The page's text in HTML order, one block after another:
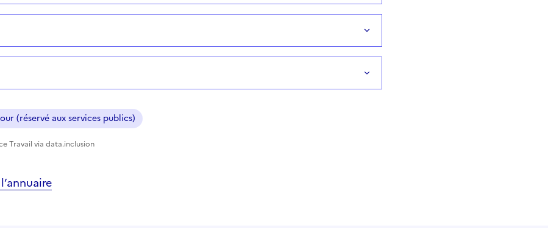
(réservé aux services publics)
Travail via data.inclusion